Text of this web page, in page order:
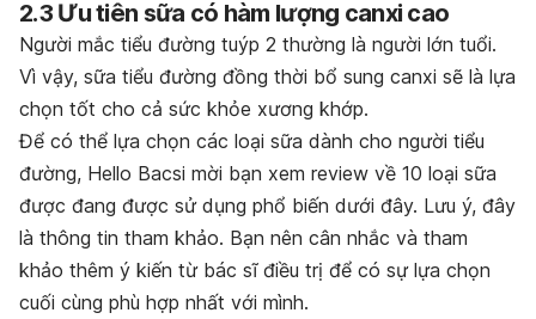
2.3 Ưu tiên sữa có hàm lượng canxi cao
Người mắc tiểu đường tuýp 2 thường là người lớn tuổi.
Vì vậy, sữa tiểu đường đồng thời bổ sung canxi sẽ là lựa
chọn tốt cho cả sức khỏe xương khớp.
Để có thể lựa chọn các loại sữa dành cho người tiểu
đường, Hello Bacsi mời bạn xem review về 10 loại sữa
được đang được sử dụng phổ biến dưới đây. Lưu ý, đây
là thông tin tham khảo. Bạn nên cân nhắc và tham
khảo thêm ý kiến từ bác sĩ điều trị để có sự lựa chọn
cuối cùng phù hợp nhất với mình.